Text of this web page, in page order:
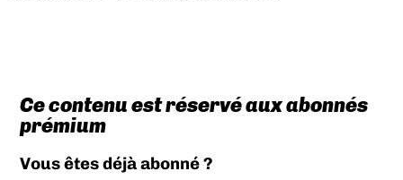
Ce contenu est réservé aux abonnés
prémium
Vous êtes déjà abonné ?